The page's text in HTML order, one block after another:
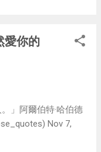
愛你的
」阿爾伯特·哈伯德
Nov 7,